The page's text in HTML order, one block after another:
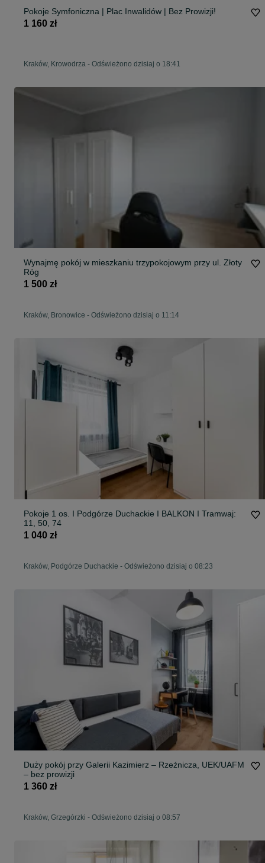
Pokoje Symfoniczna | Plac Inwalidów | Bez Prowizji!
1 160 zł
Kraków, Krowodrza - Odświeżono dzisiaj o 18:41
Wynajmę pokój w mieszkaniu trzypokojowym przy ul. Złoty
Róg
1 500 zł
Kraków, Bronowice - Odświeżono dzisiaj o 11:14
Pokoje 1 os. I Podgórze Duchackie I BALKON I Tramwaj:
11, 50, 74
1 040 zł
Kraków, Podgórze Duchackie - Odświeżono dzisiaj o 08:23
Duży pokój przy Galerii Kazimierz – Rzeźnicza, UEK/UAFM
– bez prowizji
1 360 zł
Kraków, Grzegórzki - Odświeżono dzisiaj o 08:57